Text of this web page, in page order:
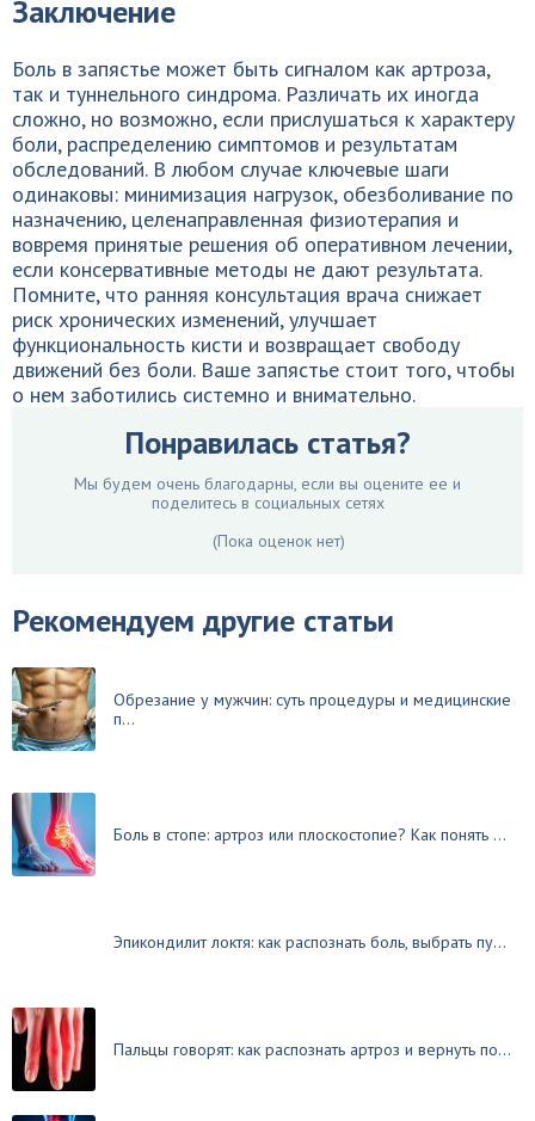
Заключение
Боль в запястье может быть сигналом как артроза,
так и туннельного синдрома. Различать их иногда
сложно, но возможно, если прислушаться к характеру
боли, распределению симптомов и результатам
обследований. В любом случае ключевые шаги
одинаковы: минимизация нагрузок, обезболивание по
назначению, целенаправленная физиотерапия и
вовремя принятые решения об оперативном лечении,
если консервативные методы не дают результата.
Помните, что ранняя консультация врача снижает
риск хронических изменений, улучшает
функциональность кисти и возвращает свободу
движений без боли. Ваше запястье стоит того, чтобы
о нем заботились системно и внимательно.
Понравилась статья?
Мы будем очень благодарны, если вы оцените ее и
поделитесь в социальных сетях
(Пока оценок нет)
Рекомендуем другие статьи
Обрезание у мужчин: суть процедуры и медицинские
п...
Боль в стопе: артроз или плоскостопие? Как понять ...
Эпикондилит локтя: как распознать боль, выбрать пу...
Пальцы говорят: как распознать артроз и вернуть по...